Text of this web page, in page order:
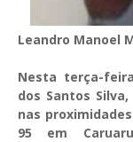
Leandro Manoel
Nesta terça-
dos Santos
nas
95 em